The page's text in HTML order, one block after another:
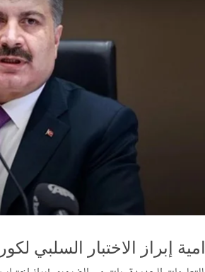
إبراز الاختبار السلبي